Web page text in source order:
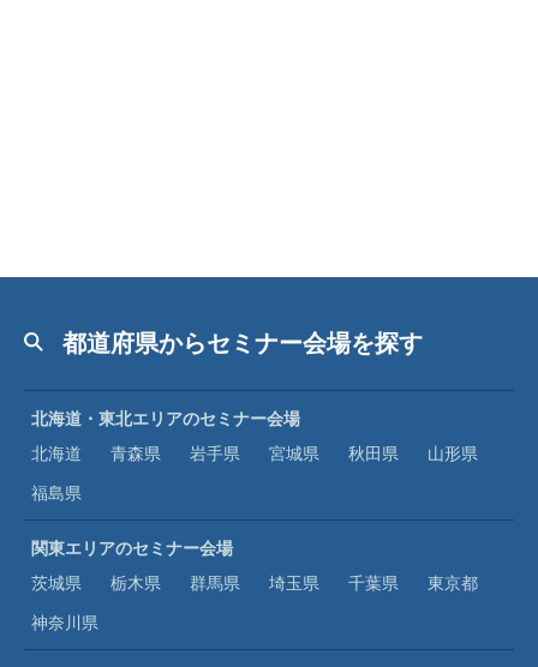
都道府県からセミナー会場を探す
北海道・東北エリアのセミナー会場
北海道
青森県 岩手県 宮城県 秋田県
山形県
福島県
関東エリアのセミナー会場
茨城県
栃木県 群馬県 埼玉県 千葉県
東京都
神奈川県